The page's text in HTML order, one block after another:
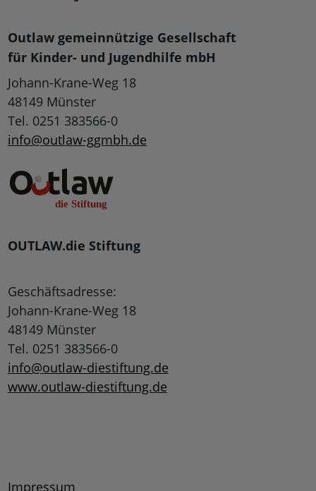
Outlaw gemeinnützige Gesellschaft
für Kinder- und Jugendhilfe mbH
Johann-Krane-Weg 18
48149 Münster
Tel. 0251 383566-0
info@outlaw-ggmbh.de
OUTLAW.die Stiftung
Geschäftsadresse:
Johann-Krane-Weg 18
48149 Münster
Tel. 0251 383566-0
info@outlaw-diestiftung.de
www.outlaw-diestiftung.de
Impressum